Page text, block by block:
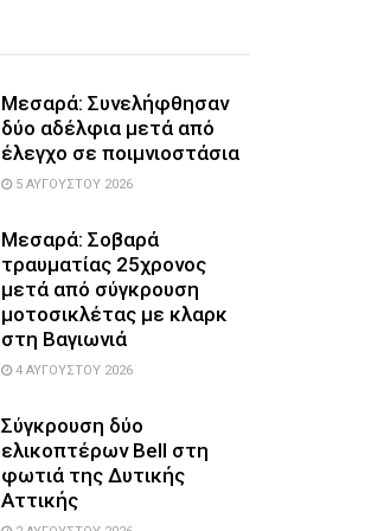
Μεσαρά: Συνελήφθησαν
δύο αδέλφια μετά από
έλεγχο σε ποιμνιοστάσια
5 ΑΥΓΟΎΣΤΟΥ 2026
Μεσαρά: Σοβαρά
τραυματίας 25χρονος
μετά από σύγκρουση
μοτοσικλέτας με κλαρκ
στη Βαγιωνιά
4 ΑΥΓΟΎΣΤΟΥ 2026
Σύγκρουση δύο
ελικοπτέρων Bell στη
φωτιά της Δυτικής
Αττικής